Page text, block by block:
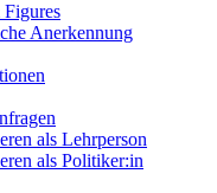
Anerkennung
als Lehrperson
als Politiker:in